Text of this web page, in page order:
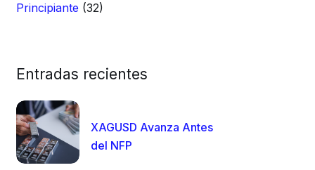
Principiante (32)
Entradas recientes
XAGUSD Avanza Antes
del NFP